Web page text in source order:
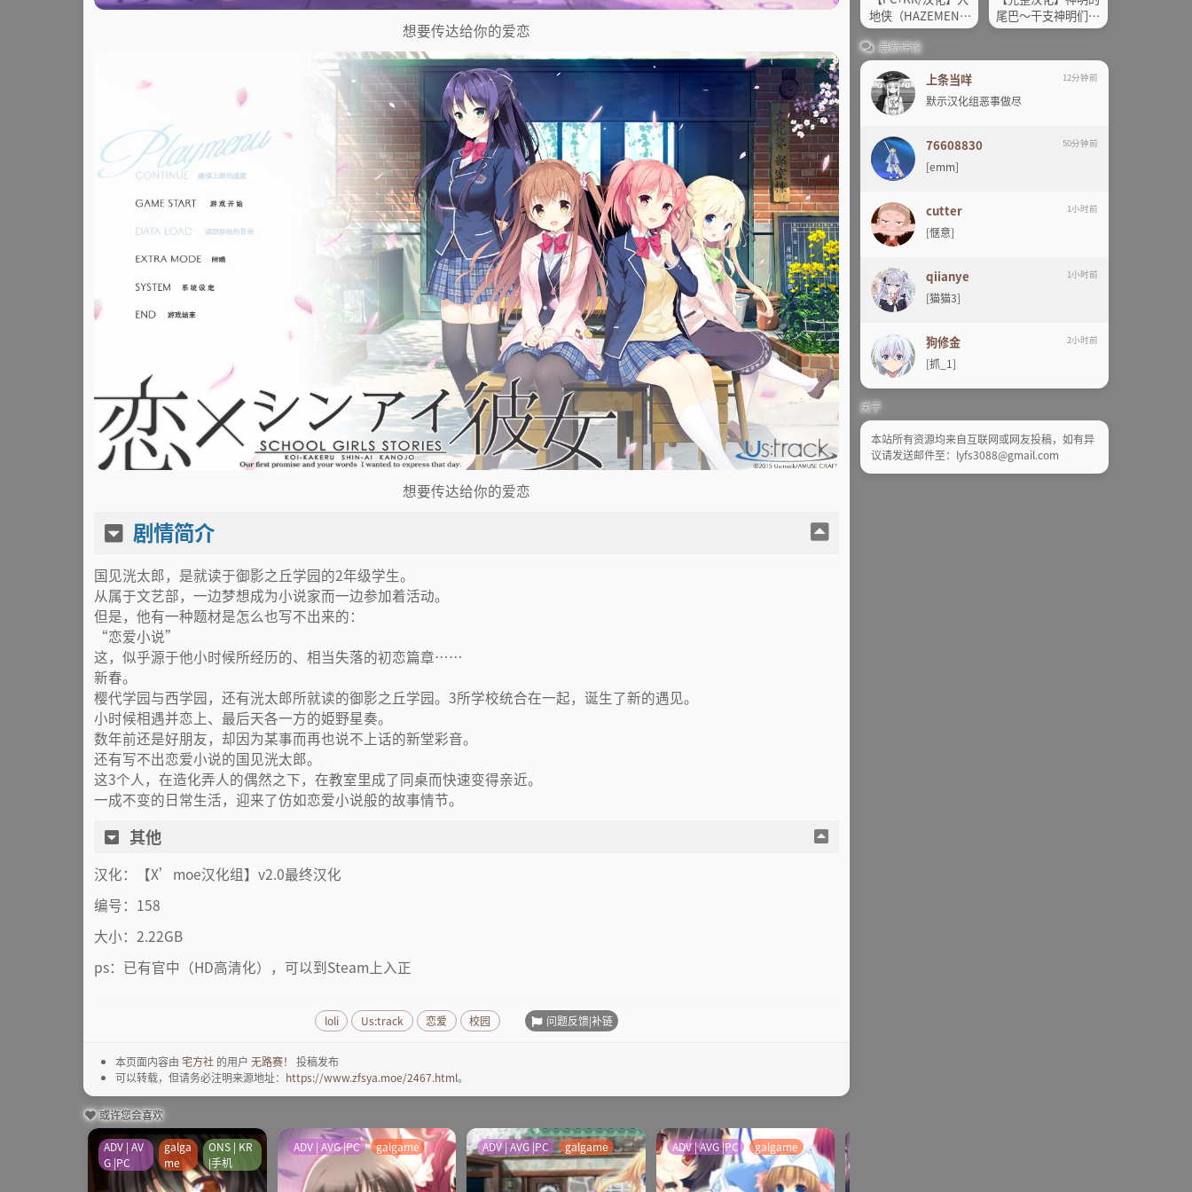
想要传达给你的爱恋
想要传达给你的爱恋
剧情简介
国见洸太郎，是就读于御影之丘学园的2年级学生。
从属于文艺部，一边梦想成为小说家而一边参加着活动。
但是，他有一种题材是怎么也写不出来的：
“恋爱小说”
这，似乎源于他小时候所经历的、相当失落的初恋篇章……
新春。
樱代学园与西学园，还有洸太郎所就读的御影之丘学园。3所学校统合在一起，诞生了新的遇见。
小时候相遇并恋上、最后天各一方的姫野星奏。
数年前还是好朋友，却因为某事而再也说不上话的新堂彩音。
还有写不出恋爱小说的国见洸太郎。
这3个人，在造化弄人的偶然之下，在教室里成了同桌而快速变得亲近。
一成不变的日常生活，迎来了仿如恋爱小说般的故事情节。
其他
汉化：【X’moe汉化组】v2.0最终汉化
编号：158
大小：2.22GB
ps：已有官中（HD高清化），可以到Steam上入正
loli Us:track 恋爱 校园 问题反馈|补链
本页面内容由 宅方社 的用户 无路赛！
投稿发布
可以转载，但请务必注明来源地址： https://www.zfsya.moe/2467.html。
或许您会喜欢
ADV | AV
G |PC
galga
me
ONS | KR
|手机
ADV | AVG |PC galgame ADV | AVG |PC galgame ADV | AVG |PC galgame
地侠（HAZEMEN T
HE LOCAL HEAO）
尾巴～干支神明们的
报恩～附全CG存档
最新评论
上条当咩 12分钟前
默示汉化组恶事做尽
76608830 50分钟前
[emm]
cutter 1小时前
[惬意]
qiianye 1小时前
[猫猫3]
狗修金 2小时前
[抓_1]
关于
本站所有资源均来自互联网或网友投稿，如有异
议请发送邮件至：lyfs3088@gmail.com